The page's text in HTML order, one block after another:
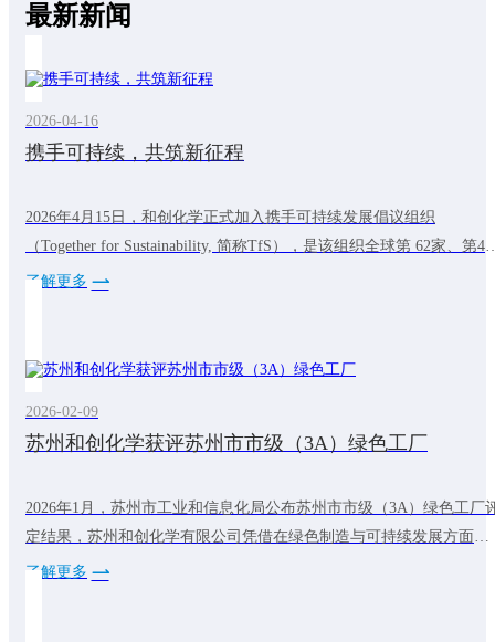
最新新闻
2026-04-16
携手可持续，共筑新征程
2026年4月15日，和创化学正式加入携手可持续发展倡议组织
（Together for Sustainability, 简称TfS），是该组织全球第 62家、第4
中国化工成员，标志着公司在践行全球可持续发展理念的道路上迈出
有韧性的化学供应链的发展。和创化学加入TfS之路
了解更多
2026-02-09
苏州和创化学获评苏州市市级（3A）绿色工厂
2026年1月，苏州市工业和信息化局公布苏州市市级（3A）绿色工厂
定结果，苏州和创化学有限公司凭借在绿色制造与可持续发展方面的
系统实践，成功入选。自建厂以来，和创化学始终将可持续发展理念
了解更多